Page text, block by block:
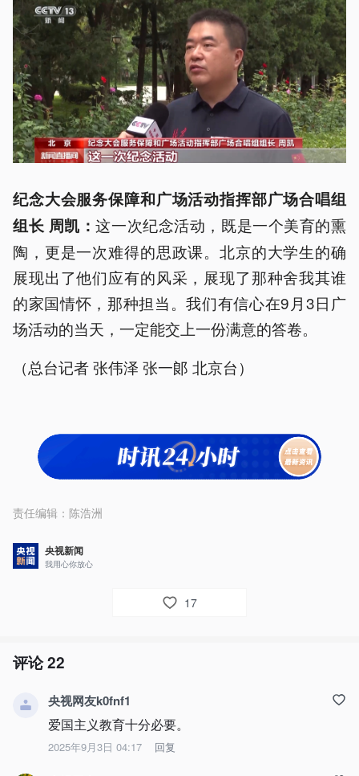
纪念大会服务保障和广场活动指挥部广场合唱组
组长 周凯：这一次纪念活动，既是一个美育的熏
陶，更是一次难得的思政课。北京的大学生的确
展现出了他们应有的风采，展现了那种舍我其谁
的家国情怀，那种担当。我们有信心在9月3日广
场活动的当天，一定能交上一份满意的答卷。
（总台记者 张伟泽 张一郞 北京台）
责任编辑： 陈浩洲
央视新闻
我用心你放心
17
评论22
央视网友k0fnf1
爱国主义教育十分必要。
2025年9月3日 04:17 回复